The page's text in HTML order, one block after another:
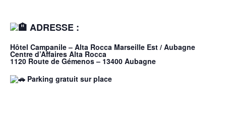
ADRESSE :
Hôtel Campanile – Alta Rocca Marseille Est / Aubagne
Centre d’Affaires Alta Rocca
1120 Route de Gémenos – 13400 Aubagne
Parking gratuit sur place